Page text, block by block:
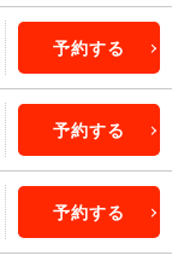
予約する
予約する
予約する